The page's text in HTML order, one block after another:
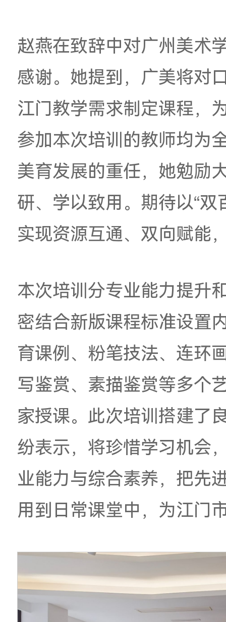
学院与江门 有着深厚
的艺术底蕴与美育发
步深化广州美术学院
全体参训教师在为期
赵燕在致辞中对广州
感谢。她提到，广美
江门教学需求制定课
参加本次培训的教师
美育发展的重任，她
研、学以致用。期待
实现资源互通、双向
密结合新版课程标准
育课例、粉笔技法、